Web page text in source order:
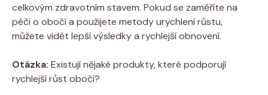
celkovým zdravotním stavem. Pokud se zaměříte na
péči o obočí a použijete metody urychlení růstu,
můžete vidět lepší výsledky a rychlejší obnovení.
Otázka: Existují nějaké produkty, které podporují
rychlejší růst obočí?